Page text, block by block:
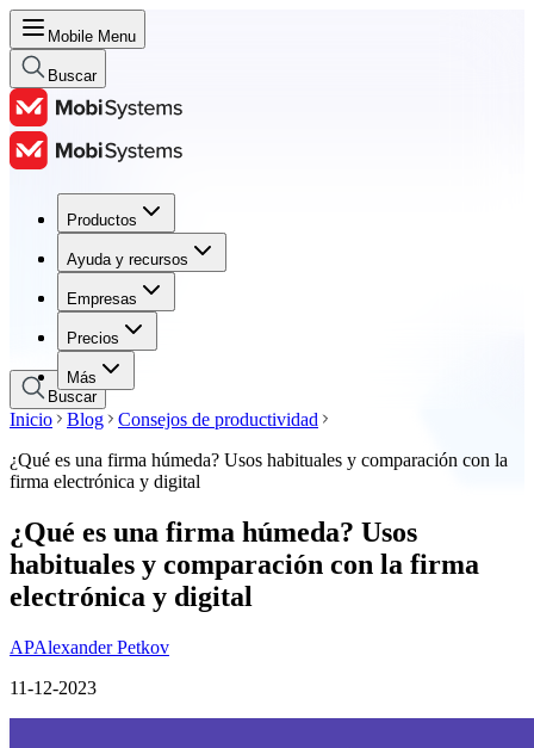
Mobile Menu
Buscar
Productos
Ayuda y recursos
Empresas
Precios
Más
Productos
Ayuda y recursos
Empresas
Precios
Buscar
Inicio Blog
Consejos de productividad
¿Qué es una firma húmeda? Usos habituales y comparación con la
firma electrónica y digital
¿Qué es una firma húmeda? Usos
habituales y comparación con la firma
electrónica y digital
APAlexander Petkov
11-12-2023